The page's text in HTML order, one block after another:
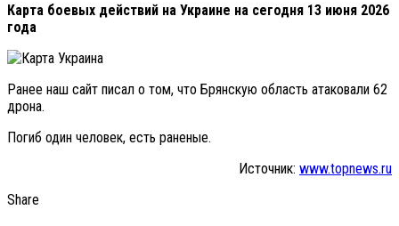
Карта боевых действий на Украине на сегодня 13 июня 2026
года
Ранее наш сайт писал о том, что Брянскую область атаковали 62
дрона.
Погиб один человек, есть раненые.
Источник: www.topnews.ru
Share